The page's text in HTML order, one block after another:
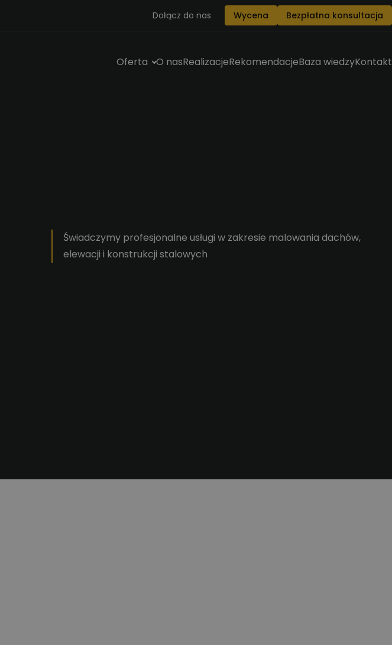
Dołącz do nas Wycena Bezpłatna konsultacja
Oferta O nasRealizacjeRekomendacjeBaza wiedzyKontakt
Świadczymy profesjonalne usługi w zakresie malowania dachów,
elewacji i konstrukcji stalowych